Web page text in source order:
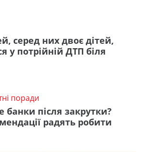
серед них двоє дітей,
у потрійній ДТП біля
поради
банки після закрутки?
радять робити